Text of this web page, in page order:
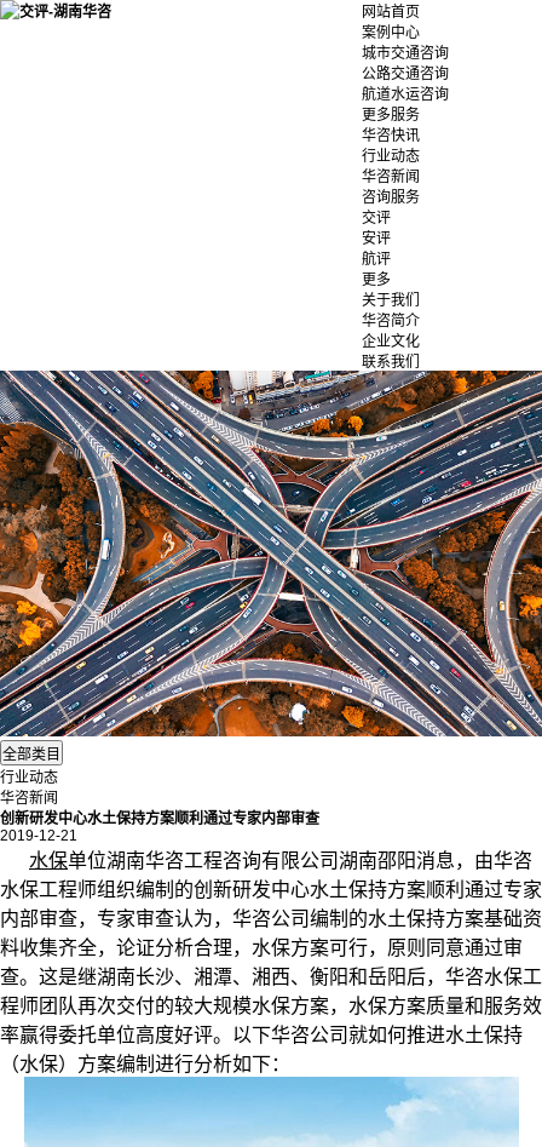
网站首页
案例中心
城市交通咨询
公路交通咨询
航道水运咨询
更多服务
华咨快讯
行业动态
华咨新闻
咨询服务
交评
安评
航评
更多
关于我们
华咨简介
企业文化
联系我们
行业动态
华咨新闻
创新研发中心水土保持方案顺利通过专家内部审查
2019-12-21
水保单位湖南华咨工程咨询有限公司湖南邵阳消息，由华咨
水保工程师组织编制的创新研发中心水土保持方案顺利通过专家
内部审查，专家审查认为，华咨公司编制的水土保持方案基础资
料收集齐全，论证分析合理，水保方案可行，原则同意通过审
查。这是继湖南长沙、湘潭、湘西、衡阳和岳阳后，华咨水保工
程师团队再次交付的较大规模水保方案，水保方案质量和服务效
率赢得委托单位高度好评。以下华咨公司就如何推进水土保持
（水保）方案编制进行分析如下：